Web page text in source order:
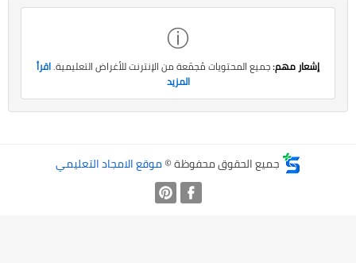
ⓘ
إشعار مهم:جميع المحتويات مُجمّعة من الإنترنت للأغراض التعليمية.اقرأ
المزيد
جميع الحقوق محفوظة ©موقع الامجاد التعليمي